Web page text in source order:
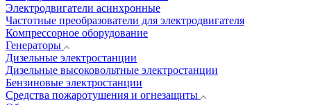
Электродвигатели асинхронные
Частотные преобразователи для электродвигателя
Компрессорное оборудование
Генераторы
Дизельные электростанции
Дизельные высоковольтные электростанции
Бензиновые электростанции
Средства пожаротушения и огнезащиты